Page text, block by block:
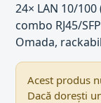
24× LAN 10/
combo RJ45/
Omada, rackabil
Acest produs
Dacă dorești